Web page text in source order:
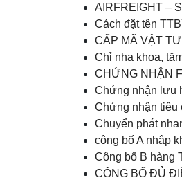
AIRFREIGHT –
Cách đặt tên
CẤP MÃ VẬT
Chỉ nha khoa,
CHỨNG NHẬN
Chứng nhận lưu
Chứng nhận tiêu
Chuyển phát
công bố A nhập
Công bố B hàng
CÔNG BỐ ĐỦ